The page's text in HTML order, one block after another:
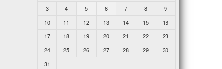
3
4 5 6 7 8
9
10
11 12 13 14 15
16
17
18 19 20 21 22
23
24
25 26 27 28 29
30
31